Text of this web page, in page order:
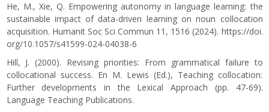
He, M., Xie, Q. Empowering autonomy in language learning: the
sustainable impact of data-driven learning on noun collocation
acquisition. Humanit Soc Sci Commun 11, 1516 (2024). https://doi.
org/10.1057/s41599-024-04038-6
Hill, J. (2000). Revising priorities: From grammatical failure to
collocational success. En M. Lewis (Ed.), Teaching collocation:
Further developments in the Lexical Approach (pp. 47-69).
Language Teaching Publications.